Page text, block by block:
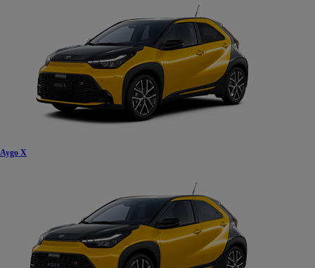
Aygo X